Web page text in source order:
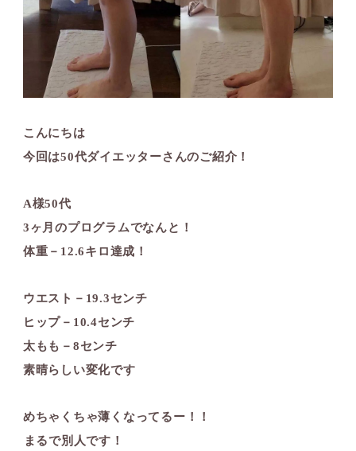
こんにちは️
今回は50代ダイエッターさんのご紹介！
A様50代️
3ヶ月のプログラムでなんと！
体重－12.6キロ達成！
ウエスト－19.3センチ
ヒップ－10.4センチ
太もも－8センチ
素晴らしい変化です
めちゃくちゃ薄くなってるー！！⁡
⁡まるで別人です！⁡